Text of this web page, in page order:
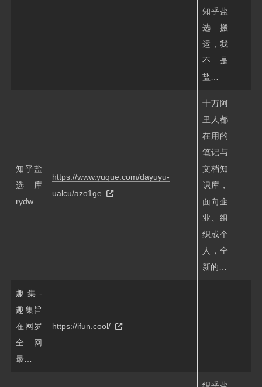
知乎盐
选搬
运,我
不是
盐…
知乎盐
选库
rydw
https://www.yuque.com/dayuyu-
ualcu/azo1ge
十万阿
里人都
在用的
笔记与
文档知
识库，
面向企
业、组
织或个
人，全
新的…
趣集-
趣集旨
在网罗
全网
最…
https://ifun.cool/